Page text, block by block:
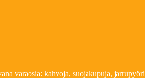
varaosia: kahvoja, suojakupuja,